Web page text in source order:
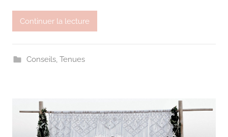
Continuer la lecture
Conseils, Tenues